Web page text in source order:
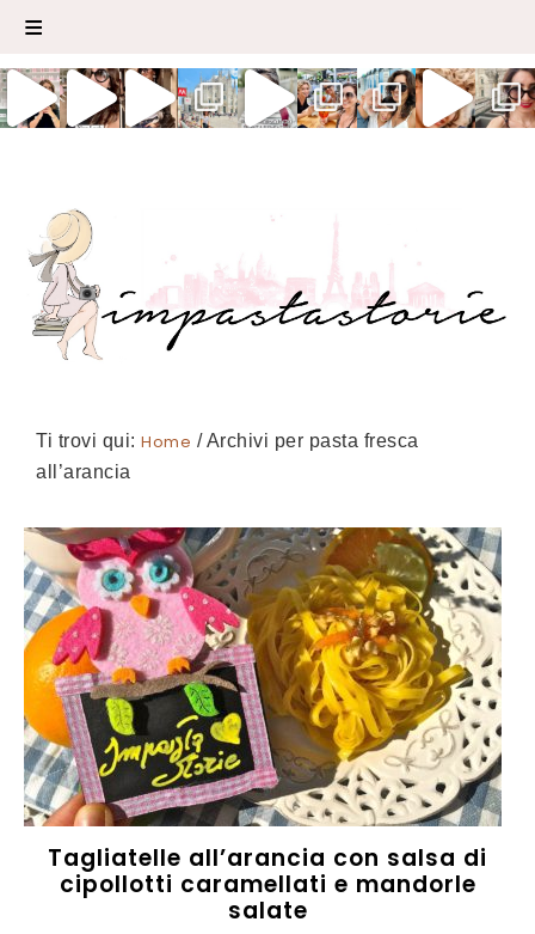
Ti trovi qui: Home /Archivi per pasta fresca
all’arancia
Tagliatelle all’arancia con salsa di
cipollotti caramellati e mandorle
salate